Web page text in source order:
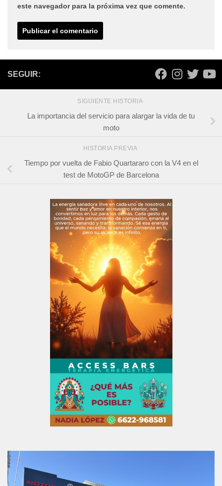
este navegador para la próxima vez que comente.
SEGUIR:
SIGUIENTE HISTORIA
La importancia del servicio para alargar la vida de tu
moto
HISTORIA PREVIA
Tiempo por vuelta de Fabio Quartararo con la V4 en el
test de MotoGP de Barcelona